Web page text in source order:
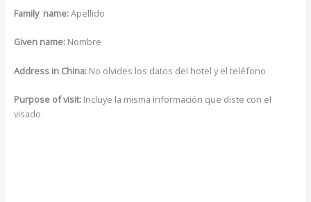
Family name:Apellido
Given name: Nombre
Address in China:No olvides los datos del hotel y el teléfono
Purpose of visit: Incluye la misma información que diste con el
visado